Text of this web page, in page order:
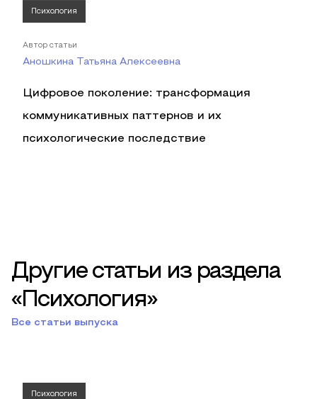
Психология
Автор статьи
Аношкина Татьяна Алексеевна
Цифровое поколение: трансформация
коммуникативных паттернов и их
психологические последствие
Другие статьи из раздела
«Психология»
Все статьи выпуска
Психология